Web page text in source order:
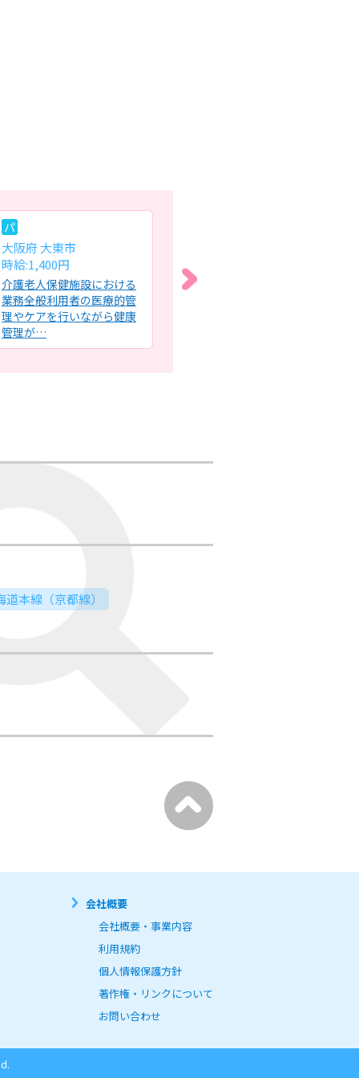
パ
大阪府 大東市
時給:1,400円
介護老人保健施設における
業務全般利用者の医療的管
理やケアを行いながら健康
管理が…
月給:27.6万円～29.5万円
サービス付き高齢者向け住
道本線（京都線）
会社概要
会社概要・事業内容
利用規約
個人情報保護方針
著作権・リンクについて
お問い合わせ